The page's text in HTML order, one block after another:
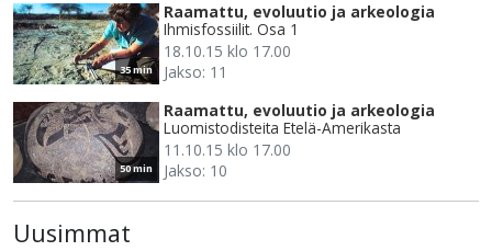
35 min
Raamattu, evoluutio ja arkeologia
Ihmisfossiilit. Osa 1
18.10.15 klo 17.00
Jakso: 11
50 min
Raamattu, evoluutio ja arkeologia
Luomistodisteita Etelä-Amerikasta
11.10.15 klo 17.00
Jakso: 10
Uusimmat